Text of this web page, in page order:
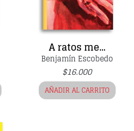
A ratos me...
$16.000
Benjamín Escobedo
AÑADIR AL CARRITO